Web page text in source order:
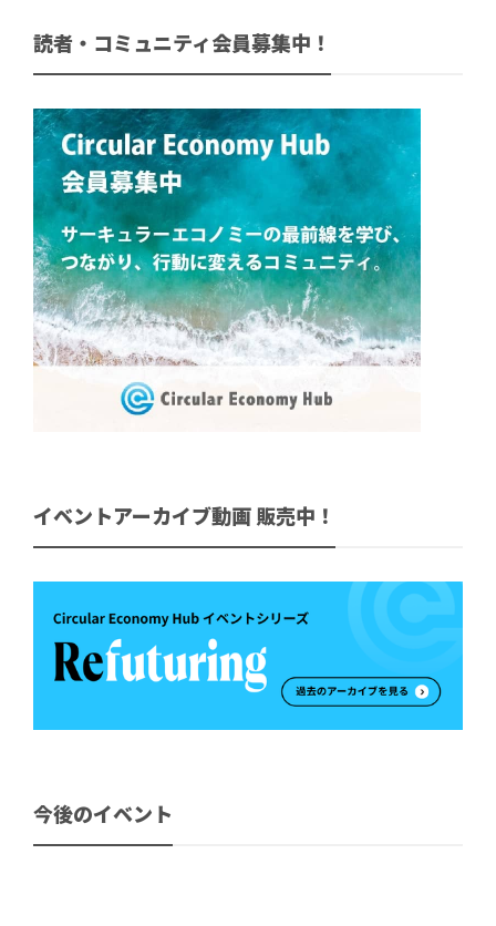
読者・コミュニティ会員募集中！
イベントアーカイブ動画 販売中！
今後のイベント